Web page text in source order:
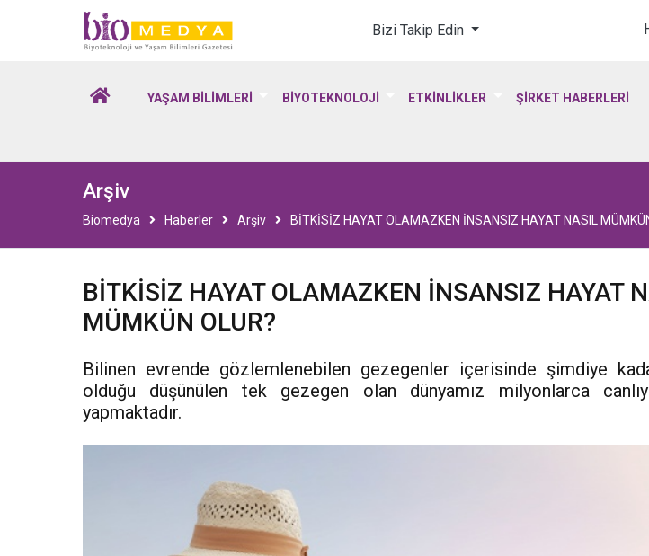
Biomedya - Biyoteknoloji &
Bizi Takip Edin
YAŞAM BİLİMLERİ BİYOTEKNOLOJİ ETKİNLİKLER ŞİRKET HABERLERİ
Arşiv
Biomedya Haberler Arşiv BİTKİSİZ HAYAT OLAMAZKEN İNSANSIZ HAYAT NASIL
BİTKİSİZ HAYAT OLAMAZKEN İNSANSIZ HAYAT
MÜMKÜN OLUR?
Bilinen evrende gözlemlenebilen gezegenler içerisinde şimdiye
olduğu düşünülen tek gezegen olan dünyamız milyonlarca
yapmaktadır.